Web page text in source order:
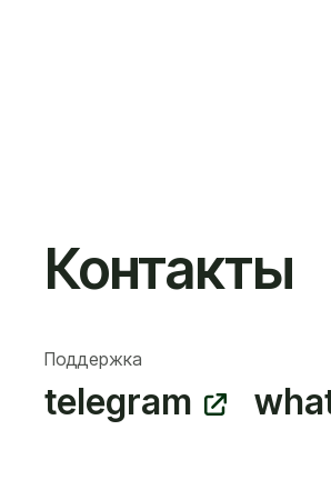
Контакты
Поддержка
telegram